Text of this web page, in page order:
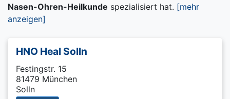
Nasen-Ohren-Heilkunde spezialisiert hat. [mehr
anzeigen]
HNO Heal Solln
Festingstr. 15
81479 München
Solln